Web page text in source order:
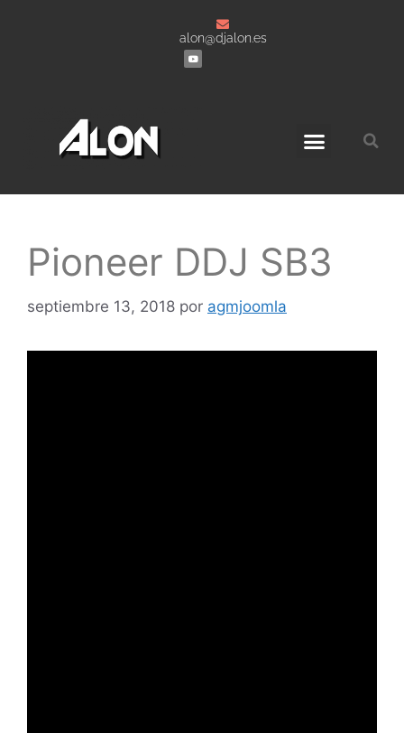
alon@djalon.es
Pioneer DDJ SB3
septiembre 13, 2018 por agmjoomla